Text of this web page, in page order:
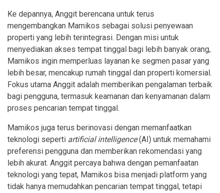
Ke depannya, Anggit berencana untuk terus
mengembangkan Mamikos sebagai solusi penyewaan
properti yang lebih terintegrasi. Dengan misi untuk
menyediakan akses tempat tinggal bagi lebih banyak orang,
Mamikos ingin memperluas layanan ke segmen pasar yang
lebih besar, mencakup rumah tinggal dan properti komersial.
Fokus utama Anggit adalah memberikan pengalaman terbaik
bagi pengguna, termasuk keamanan dan kenyamanan dalam
proses pencarian tempat tinggal.
Mamikos juga terus berinovasi dengan memanfaatkan
teknologi seperti artificial intelligence(AI) untuk memahami
preferensi pengguna dan memberikan rekomendasi yang
lebih akurat. Anggit percaya bahwa dengan pemanfaatan
teknologi yang tepat, Mamikos bisa menjadi platform yang
tidak hanya memudahkan pencarian tempat tinggal, tetapi